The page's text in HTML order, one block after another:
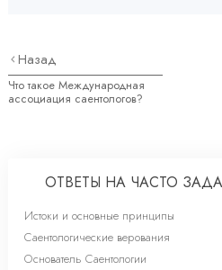
Назад
Что такое Международная
ассоциация саентологов?
ОТВЕТЫ НА ЧАСТО
Истоки и основные принципы
Саентологические верования
Основатель Саентологии